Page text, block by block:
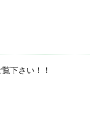
下さい！！